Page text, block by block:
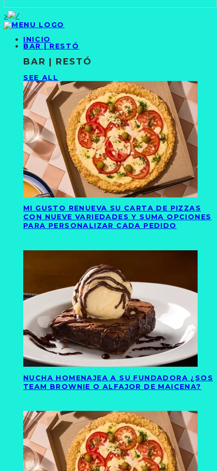
>
INICIO
BAR | RESTÓ
BAR | RESTÓ
SEE ALL
MI GUSTO RENUEVA SU CARTA DE PIZZAS
CON NUEVE VARIEDADES Y SUMA OPCIONES
PARA PERSONALIZAR CADA PEDIDO
NUCHA HOMENAJEA A SU FUNDADORA ¿SOS
TEAM BROWNIE O ALFAJOR DE MAICENA?